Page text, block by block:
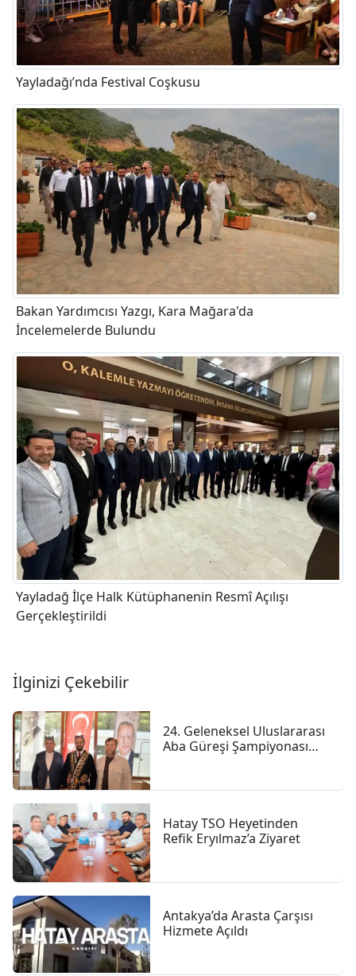
Yayladağı’nda Festival Coşkusu
Bakan Yardımcısı Yazgı, Kara Mağara'da
İncelemelerde Bulundu
Yayladağ İlçe Halk Kütüphanenin Resmî Açılışı
Gerçekleştirildi
İlginizi Çekebilir
24. Geleneksel Uluslararası
Aba Güreşi Şampiyonası
Hatay TSO Heyetinden
Refik Eryılmaz’a Ziyaret
Antakya’da Arasta Çarşısı
Hizmete Açıldı